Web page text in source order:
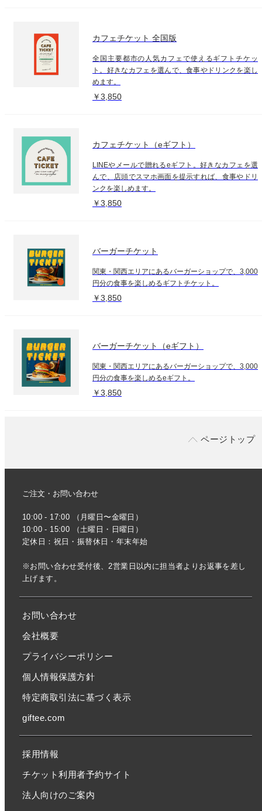
カフェチケット 全国版
全国主要都市の人気カフェで使えるギフトチケッ
ト。好きなカフェを選んで、食事やドリンクを楽し
めます。
￥3,850
カフェチケット（eギフト）
LINEやメールで贈れるeギフト。好きなカフェを選
んで、店頭でスマホ画面を提示すれば、食事やドリ
ンクを楽しめます。
￥3,850
バーガーチケット
関東・関西エリアにあるバーガーショップで、3,000
円分の食事を楽しめるギフトチケット。
￥3,850
バーガーチケット（eギフト）
関東・関西エリアにあるバーガーショップで、3,000
円分の食事を楽しめるeギフト。
￥3,850
ページトップ
ご注文・お問い合わせ
10:00 - 17:00 （月曜日〜金曜日）
10:00 - 15:00 （土曜日・日曜日）
定休日：祝日・振替休日・年末年始
※お問い合わせ受付後、2営業日以内に担当者よりお返事を差し
上げます。
お問い合わせ
会社概要
プライバシーポリシー
個人情報保護方針
特定商取引法に基づく表示
giftee.com
採用情報
チケット利用者予約サイト
法人向けのご案内